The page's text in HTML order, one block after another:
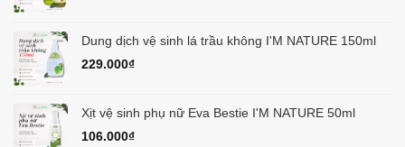
Dung dịch vệ sinh lá trầu không I'M NATURE 150ml
229.000₫
Xịt vệ sinh phụ nữ Eva Bestie I'M NATURE 50ml
106.000₫